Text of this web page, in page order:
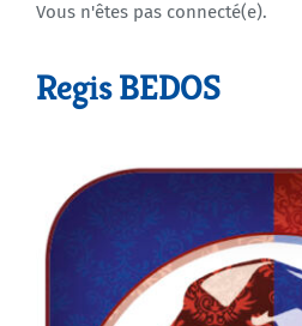
Agenda
Vous n'êtes pas connecté(e).
Regis BEDOS